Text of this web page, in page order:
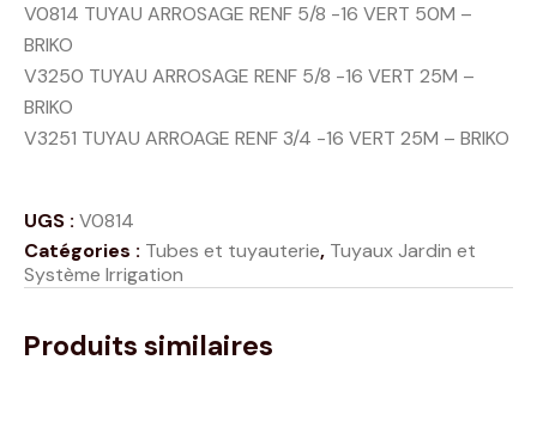
V0814 TUYAU ARROSAGE RENF 5/8 -16 VERT 50M –
BRIKO
V3250 TUYAU ARROSAGE RENF 5/8 -16 VERT 25M –
BRIKO
V3251 TUYAU ARROAGE RENF 3/4 -16 VERT 25M – BRIKO
UGS : V0814
Catégories : Tubes et tuyauterie, Tuyaux Jardin et
Système Irrigation
Produits similaires